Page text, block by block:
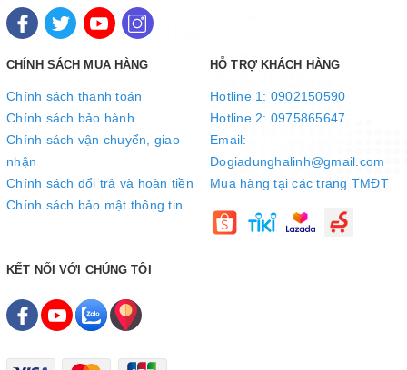
CHÍNH SÁCH MUA HÀNG
Chính sách thanh toán
Chính sách bảo hành
Chính sách vận chuyển, giao
nhận
Chính sách đổi trả và hoàn tiền
Chính sách bảo mật thông tin
HỖ TRỢ KHÁCH HÀNG
Hotline 1: 0902150590
Hotline 2: 0975865647
Email:
Dogiadunghalinh@gmail.com
Mua hàng tại các trang TMĐT
KẾT NỐI VỚI CHÚNG TÔI